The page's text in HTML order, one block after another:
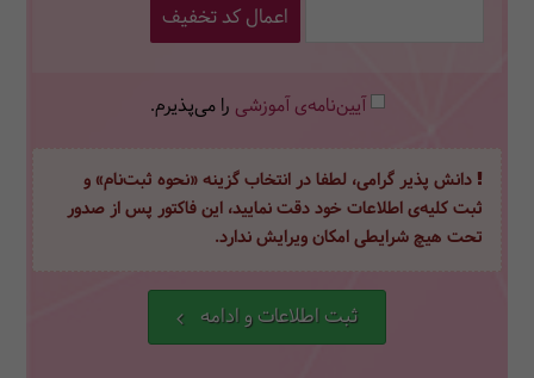
اعمال کد تخفیف
آیین‌نامه‌ی آموزشی را می‌پذیرم.
دانش پذیر گرامی، لطفا در انتخاب گزینه «نحوه ثبت‌نام» و
ثبت کلیه‌ی اطلاعات خود دقت نمایید، این فاکتور پس از صدور
تحت هیچ شرایطی امکان ویرایش ندارد.
ثبت اطلاعات و ادامه